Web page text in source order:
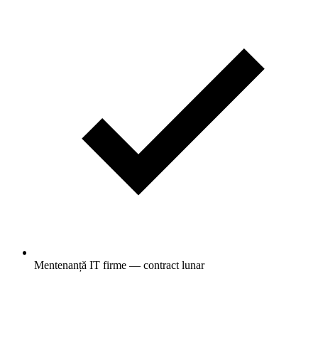
Mentenanță IT firme — contract lunar